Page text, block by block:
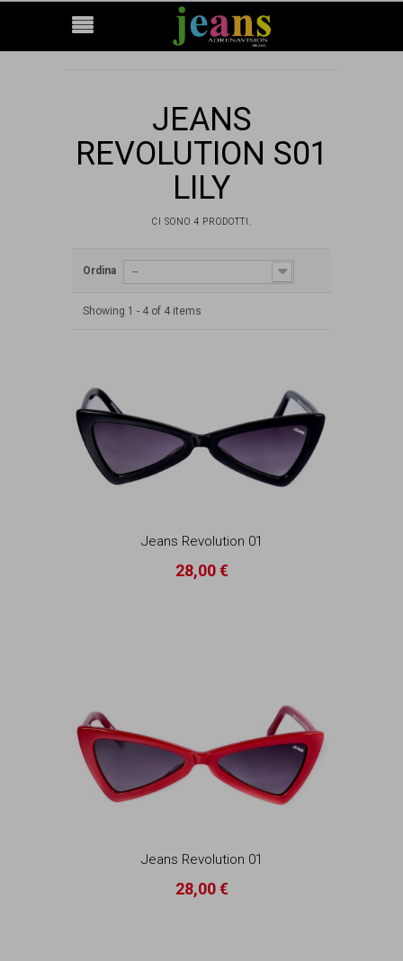
JEANS
REVOLUTION S01
LILY
CI SONO 4 PRODOTTI.
Ordina --
Showing 1 - 4 of 4 items
Jeans Revolution 01
28,00 €
Jeans Revolution 01
28,00 €